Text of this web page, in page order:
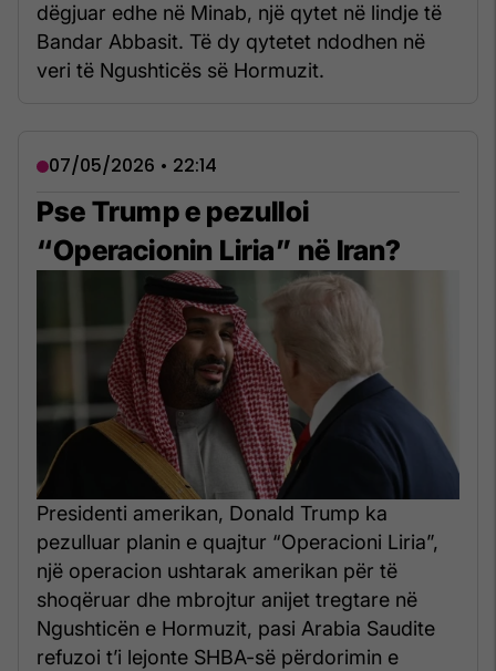
dëgjuar edhe në Minab, një qytet në lindje të
Bandar Abbasit. Të dy qytetet ndodhen në
veri të Ngushticës së Hormuzit.
07/05/2026 • 22:14
Pse Trump e pezulloi
“Operacionin Liria” në Iran?
Presidenti amerikan, Donald Trump ka
pezulluar planin e quajtur “Operacioni Liria”,
një operacion ushtarak amerikan për të
shoqëruar dhe mbrojtur anijet tregtare në
Ngushticën e Hormuzit, pasi Arabia Saudite
refuzoi t’i lejonte SHBA-së përdorimin e